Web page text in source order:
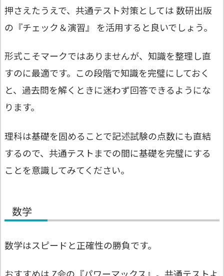
押さえたうえで、共通テスト対策としては 数研出版
の『チェック＆演習』 を活用すると良いでしょう。
形式こそマークではありませんが、知識を整理し直
すのに最適です。この段階で知識を完璧にしておく
と、過去問を解くときに迷わず回答できるようにな
ります。
理科は基礎を固めることで記述試験の点数にも直結
するので、共通テストまでの間に基礎を完璧にする
ことを意識してみてください。
数学
数学はスピードと正確性の勝負です。
おすすめは Z会の『パワーマックス』。共通テストよ